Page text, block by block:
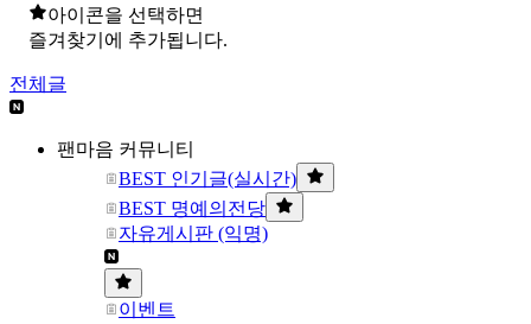
아이콘을 선택하면
즐겨찾기에 추가됩니다.
전체글
팬마음 커뮤니티
BEST 인기글(실시간)
BEST 명예의전당
자유게시판 (익명)
이벤트